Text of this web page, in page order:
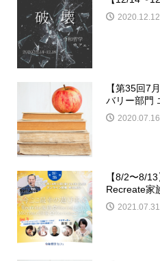
2020.12.12
【第35回7
バリー部門
2020.07.16
【8/2〜8/
Recreate家
2021.07.31